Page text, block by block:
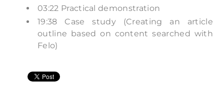
03:22 Practical demonstration
19:38 Case study (Creating an article
outline based on content searched with
Felo)